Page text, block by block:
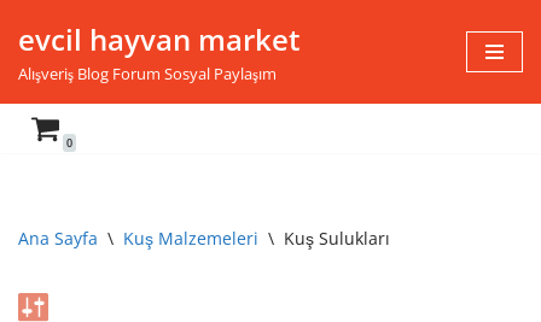
İçeriğe
evcil hayvan market
Alışveriş Blog Forum Sosyal Paylaşım
0
Ana Sayfa \ Kuş Malzemeleri \ Kuş Sulukları